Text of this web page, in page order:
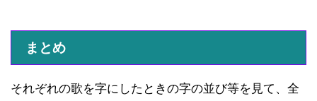
まとめ
それぞれの歌を字にしたときの字の並び等を見て、全